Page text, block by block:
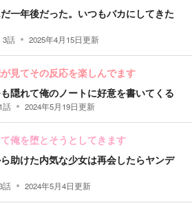
一年後だった。いつもバカにしてきた
3話 2025年4月15日更新
見てその反応を楽しんでます
隠れて俺のノートに好意を書いてくる
1話 2024年5月19日更新
俺を堕とそうとしてきます
助けた内気な少女は再会したらヤンデ
話 2024年5月4日更新